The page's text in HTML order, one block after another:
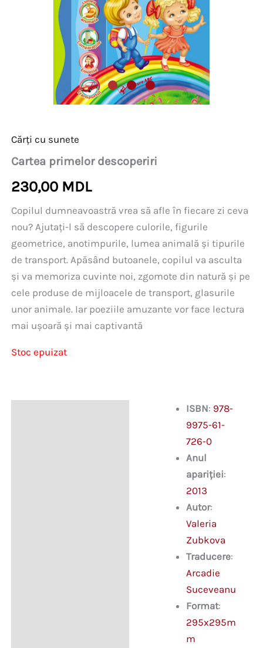
Cărți cu sunete
Cartea primelor descoperiri
230,00 MDL
Copilul dumneavoastră vrea să afle în fiecare zi ceva
nou? Ajutați-l să descopere culorile, figurile
geometrice, anotimpurile, lumea animală și tipurile
de transport. Apăsând butoanele, copilul va asculta
și va memoriza cuvinte noi, zgomote din natură și pe
cele produse de mijloacele de transport, glasurile
unor animale. Iar poeziile amuzante vor face lectura
mai ușoară și mai captivantă
Stoc epuizat
ISBN: 978-
9975-61-
726-0
Anul
apariției:
2013
Autor:
Valeria
Zubkova
Traducere:
Arcadie
Suceveanu
Format:
295x295m
m